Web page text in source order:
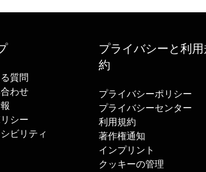
質問
わせ
シー
ビリティ
プライバシーと利
約
プライバシーポリシー
プライバシーセンター
利用規約
著作権通知
インプリント
クッキーの管理